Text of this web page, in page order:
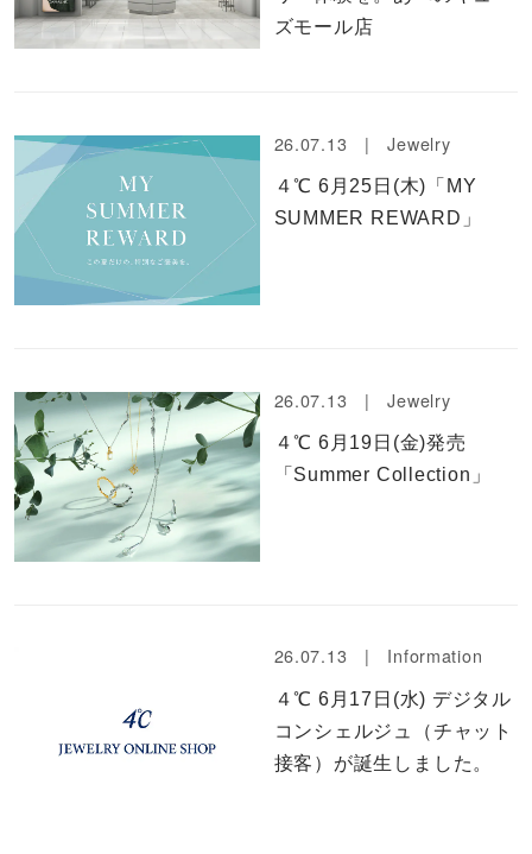
ズモール店
26.07.13 |Jewelry
４℃ 6月25日(木)「MY
SUMMER REWARD」
26.07.13 |Jewelry
４℃ 6月19日(金)発売
「Summer Collection」
26.07.13 | Information
４℃ 6月17日(水) デジタル
コンシェルジュ（チャット
接客）が誕生しました。